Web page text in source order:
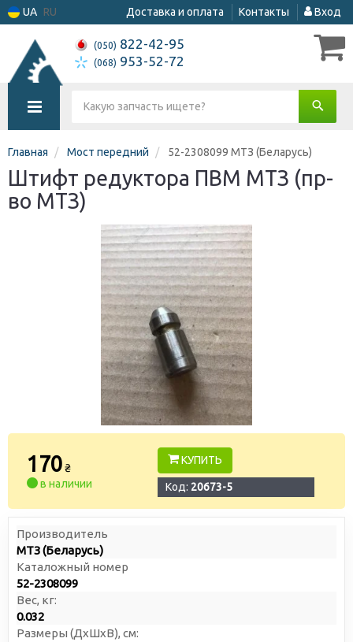
UA RU Доставка и оплата Контакты Вход
(050) 822-42-95
(068) 953-52-72
Главная Мост передний 52-2308099 МТЗ (Беларусь)
Штифт редуктора ПВМ МТЗ (пр-
во МТЗ)
170₴
в наличии
КУПИТЬ
Код: 20673-5
Производитель
МТЗ (Беларусь)
Каталожный номер
52-2308099
Вес, кг:
0.032
Размеры (ДxШxВ), см: